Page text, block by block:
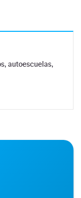
autoescuelas,